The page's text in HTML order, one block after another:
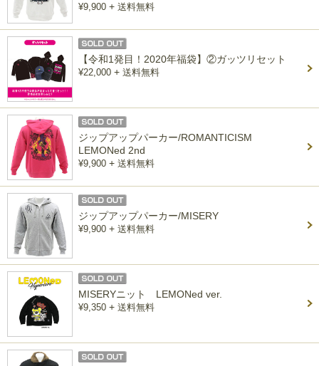
¥9,900 + 送料無料
【令和1発目！2020年福袋】②ガッツリセット
¥22,000 + 送料無料
ジップアップパーカー/ROMANTICISM
LEMONed 2nd
¥9,900 + 送料無料
ジップアップパーカー/MISERY
¥9,900 + 送料無料
MISERYニット LEMONed ver.
¥9,350 + 送料無料